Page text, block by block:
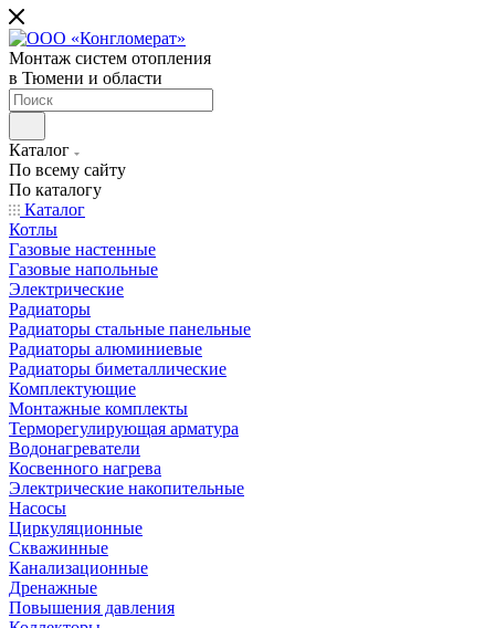
Монтаж систем отопления
в Тюмени и области
Каталог
По всему сайту
По каталогу
Каталог
Котлы
Газовые настенные
Газовые напольные
Электрические
Радиаторы
Радиаторы стальные панельные
Радиаторы алюминиевые
Радиаторы биметаллические
Комплектующие
Монтажные комплекты
Терморегулирующая арматура
Водонагреватели
Косвенного нагрева
Электрические накопительные
Насосы
Циркуляционные
Скважинные
Канализационные
Дренажные
Повышения давления